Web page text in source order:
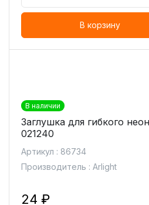
В корзину
В наличии
Заглушка для гибкого
021240
Артикул : 86734
Производитель : Arlight
24 ₽